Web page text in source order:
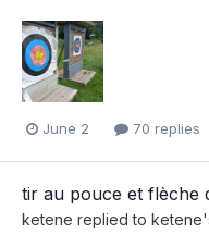
June 2 70 replies
tir au pouce et flèche
ketene replied to ketene